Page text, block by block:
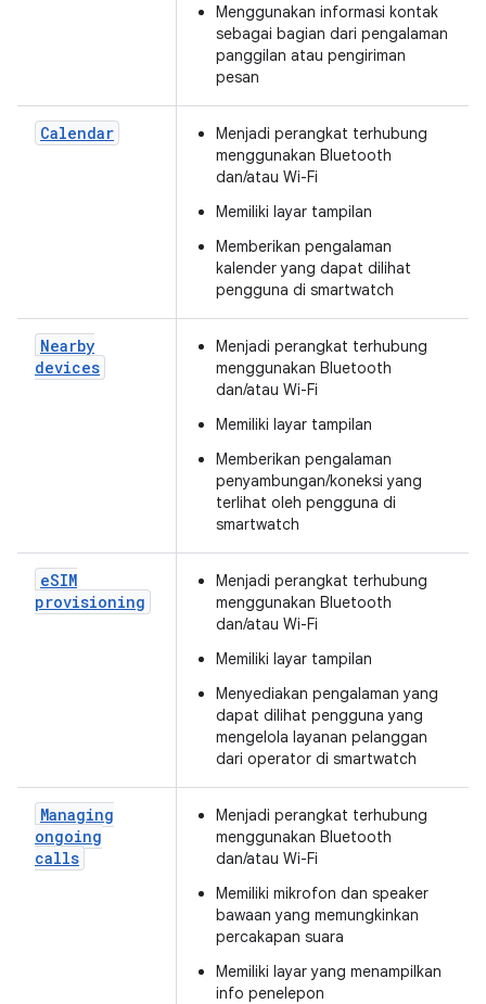
Menggunakan informasi kontak
sebagai bagian dari pengalaman
panggilan atau pengiriman
pesan
Calendar
Menjadi perangkat terhubung
menggunakan Bluetooth
dan/atau Wi-Fi
Memiliki layar tampilan
Memberikan pengalaman
kalender yang dapat dilihat
pengguna di smartwatch
Nearby
devices
Menjadi perangkat terhubung
menggunakan Bluetooth
dan/atau Wi-Fi
Memiliki layar tampilan
Memberikan pengalaman
penyambungan/koneksi yang
terlihat oleh pengguna di
smartwatch
eSIM
provisioning
Menjadi perangkat terhubung
menggunakan Bluetooth
dan/atau Wi-Fi
Memiliki layar tampilan
Menyediakan pengalaman yang
dapat dilihat pengguna yang
mengelola layanan pelanggan
dari operator di smartwatch
Managing
ongoing
calls
Menjadi perangkat terhubung
menggunakan Bluetooth
dan/atau Wi-Fi
Memiliki mikrofon dan speaker
bawaan yang memungkinkan
percakapan suara
Memiliki layar yang menampilkan
info penelepon